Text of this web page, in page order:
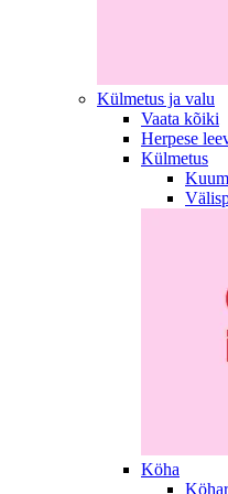
Külmetus ja valu
Vaata kõiki
Herpese
Külmetus
Köha